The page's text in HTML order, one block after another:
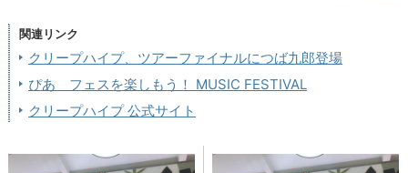
関連リンク
クリープハイプ、ツアーファイナルにつば九郎登場
ぴあ フェスを楽しもう！ MUSIC FESTIVAL
クリープハイプ 公式サイト